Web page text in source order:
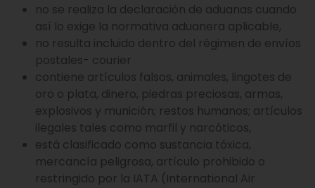
no se realiza la declaración de aduanas cuando
así lo exige la normativa aduanera aplicable,
no resulta incluido dentro del régimen de envíos
postales- courier
contiene artículos falsos, animales, lingotes de
oro o plata, dinero, piedras preciosas, armas,
explosivos y munición; restos humanos; artículos
ilegales tales como marfil y narcóticos,
está clasificado como sustancia tóxica,
mercancía peligrosa, artículo prohibido o
restringido por la IATA (International Air